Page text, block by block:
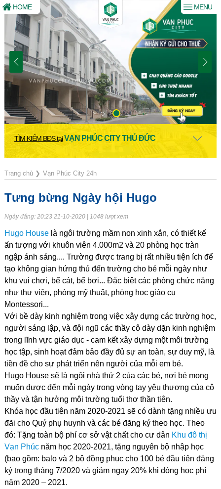
TÌM KIẾM BĐS tạiVẠN PHÚC CITY THỦ ĐỨC
Trang chủ❯ Vạn Phúc City 24h
Tưng bừng Ngày hội Hugo
Ngày đăng: 20:23 21-10-2020 | 1048 lượt xem
Hugo Houselà ngôi trường mầm non xinh xắn, có thiết kế
ấn tượng với khuôn viên 4.000m2 và 20 phòng học tràn
ngập ánh sáng.... Trường được trang bị rất nhiều tiện ích để
tạo không gian hứng thú đến trường cho bé mỗi ngày như
khu vui chơi, bể cát, bể bơi... Đặc biệt các phòng chức năng
như thư viện, phòng mỹ thuật, phòng học giáo cụ
Montessori...
Với bề dày kinh nghiệm trong việc xây dựng các trường học,
người sáng lập, và đội ngũ các thầy cô dày dặn kinh nghiệm
trong lĩnh vực giáo dục - cam kết xây dựng một môi trường
học tập, sinh hoạt đảm bảo đầy đủ sự an toàn, sự duy mỹ, là
tiền đề cho sự phát triển nên người của mỗi em bé.
Hugo House sẽ là ngôi nhà thứ 2 của các bé, nơi bé mong
muốn được đến mỗi ngày trong vòng tay yêu thương của cô
thầy và tận hưởng môi trường tuổi thơ thần tiên.
Khóa học đầu tiên năm 2020-2021 sẽ có dành tặng nhiều ưu
đãi cho Quý phụ huynh và các bé đăng ký theo học. Theo
đó: Tặng toàn bộ phí cơ sở vật chất cho cư dân Khu đô thị
Vạn Phúcnăm học 2020-2021, tặng nguyên bộ nhập học
(bao gồm: balo và 2 bộ đồng phục cho 100 bé đầu tiên đăng
ký trong tháng 7/2020 và giảm ngay 20% khi đóng học phí
năm 2020 – 2021.
HOME MENU